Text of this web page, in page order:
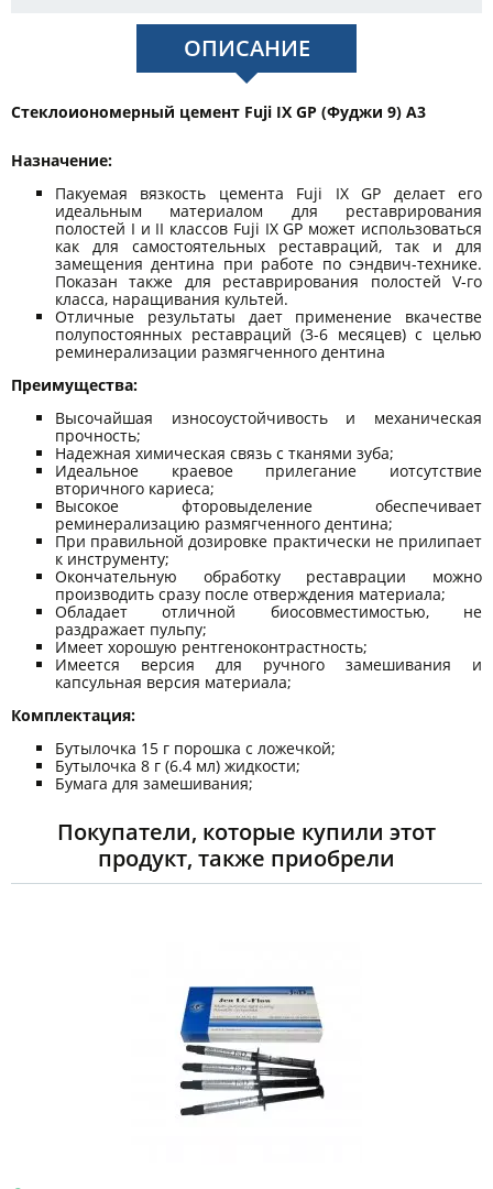
ОПИСАНИЕ
Cтеклоиономерный цемент Fuji IX GP (Фуджи 9) A3
Назначение:
Пакуемая вязкость цемента Fuji IX GP делает его
идеальным материалом для реставрирования
полостей I и II классов Fuji IX GP может использоваться
как для самостоятельных реставраций, так и для
замещения дентина при работе по сэндвич-технике.
Показан также для реставрирования полостей V-го
класса, наращивания культей.
Отличные результаты дает применение вкачестве
полупостоянных реставраций (3-6 месяцев) с целью
реминерализации размягченного дентина
Преимущества:
Высочайшая износоустойчивость и механическая
прочность;
Надежная химическая связь с тканями зуба;
Идеальное краевое прилегание иотсутствие
вторичного кариеса;
Высокое фторовыделение обеспечивает
реминерализацию размягченного дентина;
При правильной дозировке практически не прилипает
к инструменту;
Окончательную обработку реставрации можно
производить сразу после отверждения материала;
Обладает отличной биосовместимостью, не
раздражает пульпу;
Имеет хорошую рентгеноконтрастность;
Имеется версия для ручного замешивания и
капсульная версия материала;
Комплектация:
Бутылочка 15 г порошка с ложечкой;
Бутылочка 8 г (6.4 мл) жидкости;
Бумага для замешивания;
Покупатели, которые купили этот
продукт, также приобрели